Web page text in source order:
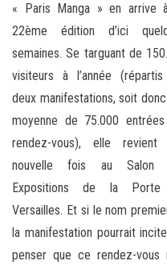
« Paris Manga » en arrive
22ème édition d’ici
semaines. Se targuant de
visiteurs à l’année
deux manifestations, soit
moyenne de 75.000
rendez-vous), elle revient
nouvelle fois au Salon
Expositions de la
Versailles. Et si le nom
la manifestation pourrait
penser que ce rendez-vous